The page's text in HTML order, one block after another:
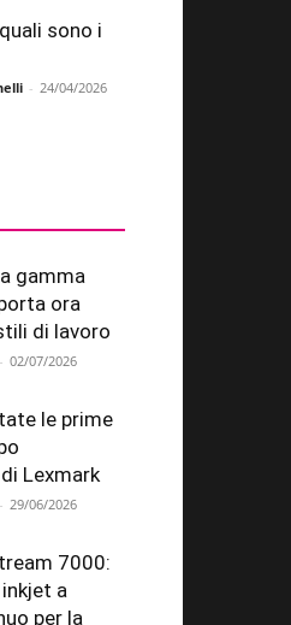
sono i
- 24/04/2026
gamma
ora
di lavoro
- 02/07/2026
le prime
Lexmark
- 29/06/2026
7000:
a
per la